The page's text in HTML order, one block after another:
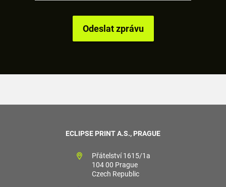
ECLIPSE PRINT A.S., PRAGUE
Přátelství 1615/1a
104 00 Prague
Czech Republic